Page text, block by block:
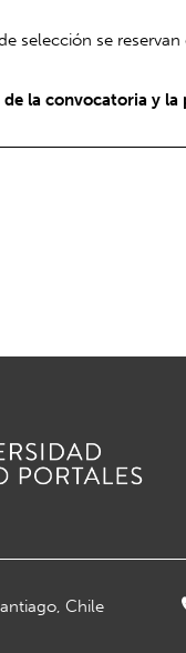
selección se
la convocatoria y
Chile